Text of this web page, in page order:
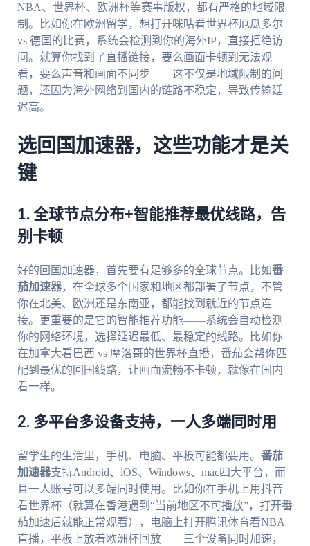
NBA、世界杯、欧洲杯等赛事版权，都有严格的地域限
制。比如你在欧洲留学，想打开咪咕看世界杯厄瓜多尔
vs 德国的比赛，系统会检测到你的海外IP，直接拒绝访
问。就算你找到了直播链接，要么画面卡顿到无法观
看，要么声音和画面不同步——这不仅是地域限制的问
题，还因为海外网络到国内的链路不稳定，导致传输延
迟高。
选回国加速器，这些功能才是关
键
1. 全球节点分布+智能推荐最优线路，告
别卡顿
好的回国加速器，首先要有足够多的全球节点。比如番
茄加速器，在全球多个国家和地区都部署了节点，不管
你在北美、欧洲还是东南亚，都能找到就近的节点连
接。更重要的是它的智能推荐功能——系统会自动检测
你的网络环境，选择延迟最低、最稳定的线路。比如你
在加拿大看巴西 vs 摩洛哥的世界杯直播，番茄会帮你匹
配到最优的回国线路，让画面流畅不卡顿，就像在国内
看一样。
2. 多平台多设备支持，一人多端同时用
留学生的生活里，手机、电脑、平板可能都要用。 番茄
加速器支持Android、iOS、Windows、mac四大平台，而
且一人账号可以多端同时使用。比如你在手机上用抖音
看世界杯（就算在香港遇到“当前地区不可播放”，打开番
茄加速后就能正常观看），电脑上打开腾讯体育看NBA
直播，平板上放着欧洲杯回放——三个设备同时加速，